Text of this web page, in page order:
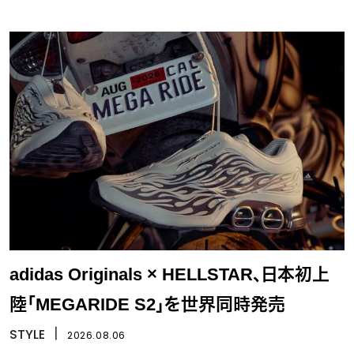
adidas Originals × HELLSTAR、日本初上
陸「MEGARIDE S2」を世界同時発売
STYLE 2026.08.06